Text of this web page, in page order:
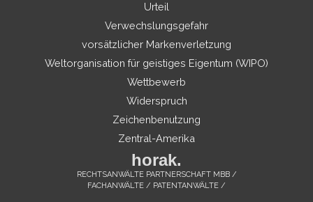
Urteil
Verwechslungsgefahr
vorsätzlicher Markenverletzung
Weltorganisation für geistiges Eigentum (WIPO)
Wettbewerb
Widerspruch
Zeichenbenutzung
Zentral-Amerika
horak.
RECHTSANWÄLTE PARTNERSCHAFT MBB /
FACHANWÄLTE / PATENTANWÄLTE /